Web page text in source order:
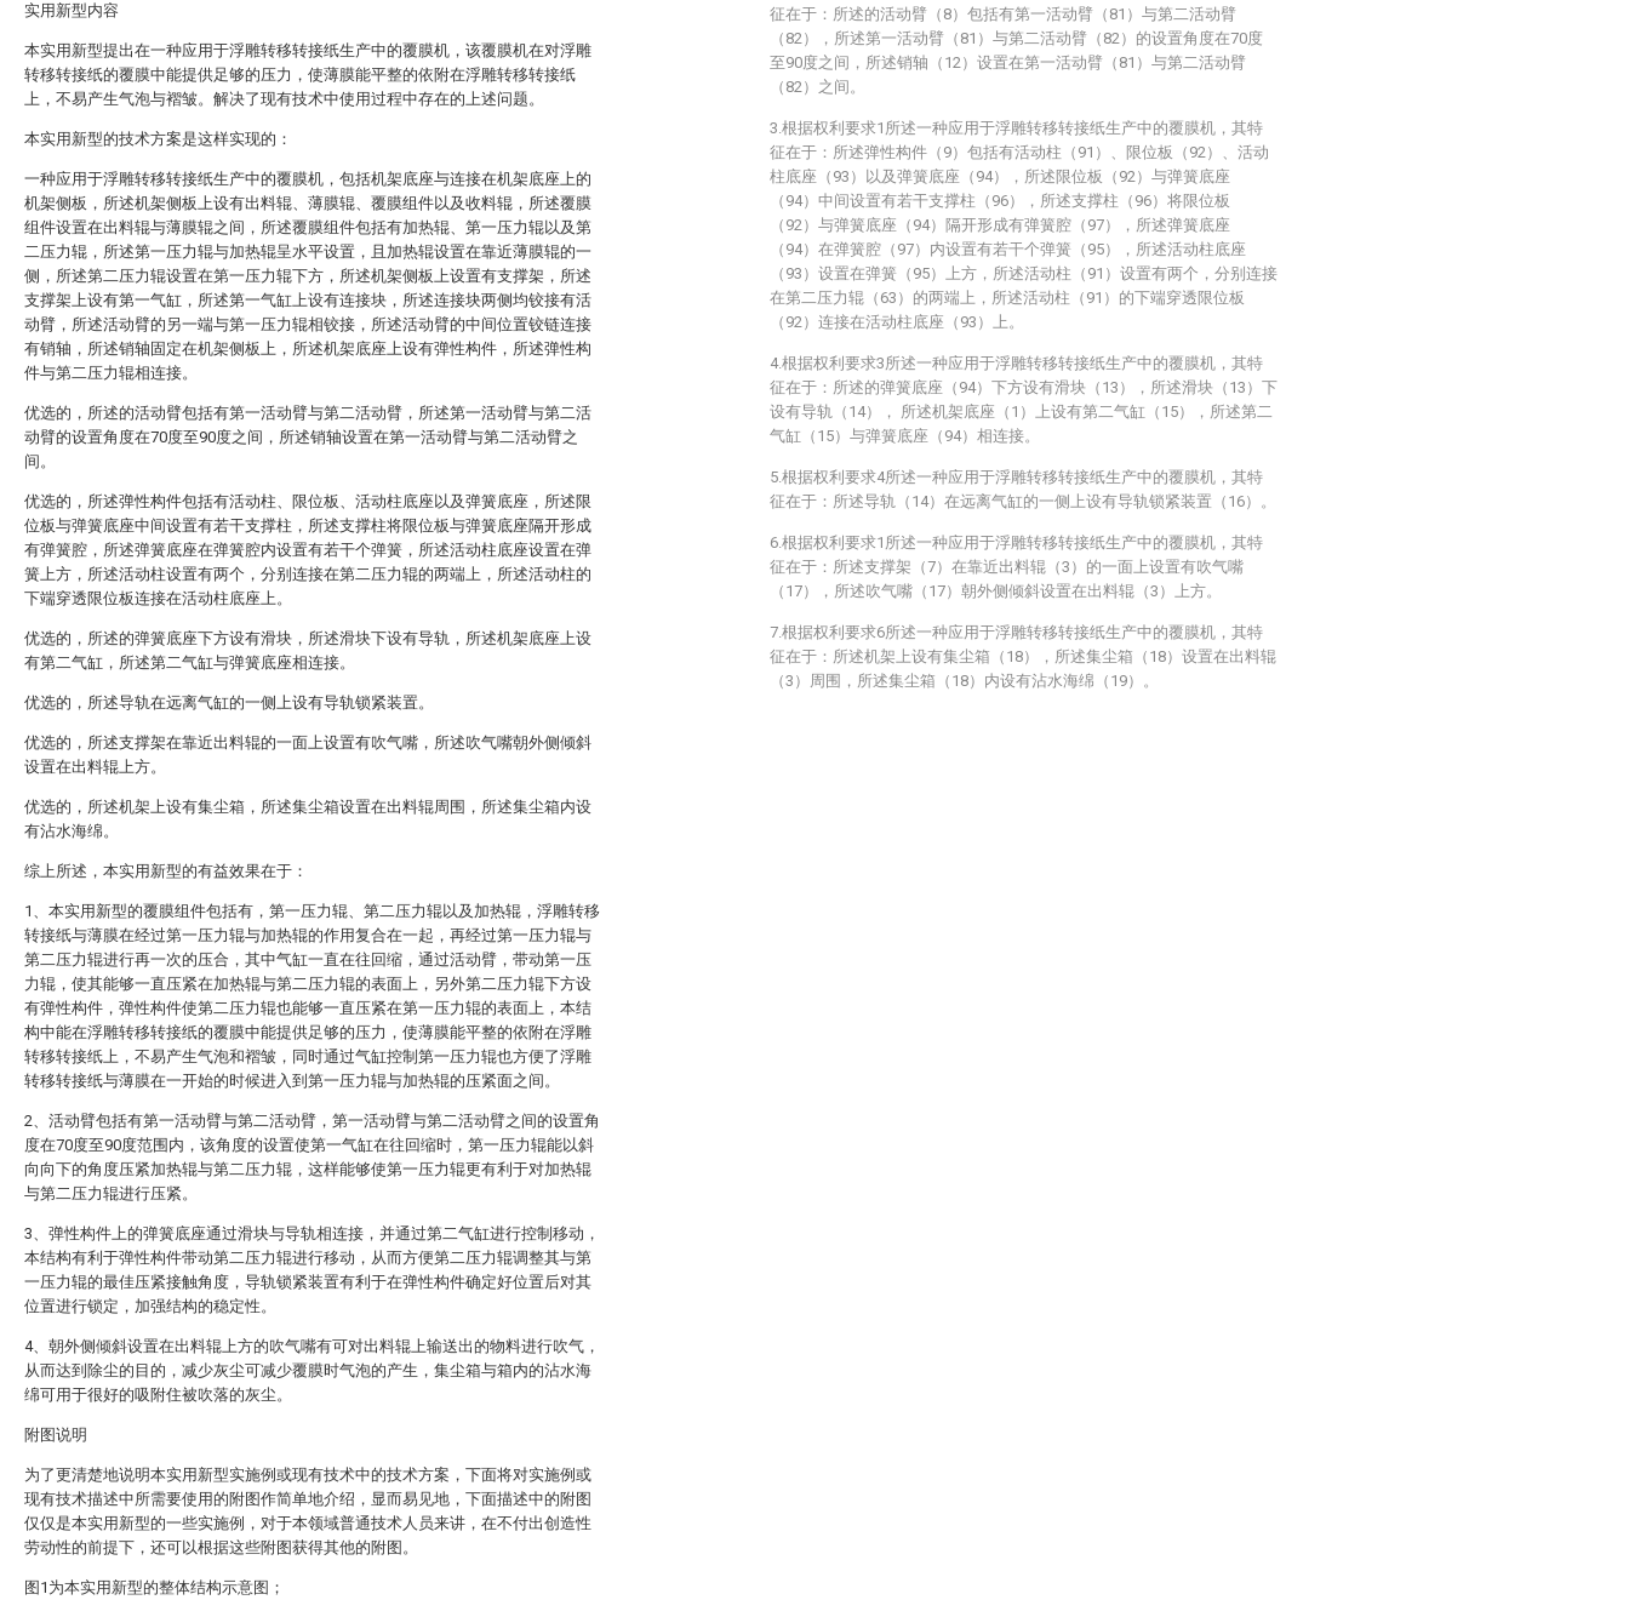
实用新型内容
本实用新型提出在一种应用于浮雕转移转接纸生产中的覆膜机，该覆膜机在对浮雕
转移转接纸的覆膜中能提供足够的压力，使薄膜能平整的依附在浮雕转移转接纸
上，不易产生气泡与褶皱。解决了现有技术中使用过程中存在的上述问题。
本实用新型的技术方案是这样实现的：
一种应用于浮雕转移转接纸生产中的覆膜机，包括机架底座与连接在机架底座上的
机架侧板，所述机架侧板上设有出料辊、薄膜辊、覆膜组件以及收料辊，所述覆膜
组件设置在出料辊与薄膜辊之间，所述覆膜组件包括有加热辊、第一压力辊以及第
二压力辊，所述第一压力辊与加热辊呈水平设置，且加热辊设置在靠近薄膜辊的一
侧，所述第二压力辊设置在第一压力辊下方，所述机架侧板上设置有支撑架，所述
支撑架上设有第一气缸，所述第一气缸上设有连接块，所述连接块两侧均铰接有活
动臂，所述活动臂的另一端与第一压力辊相铰接，所述活动臂的中间位置铰链连接
有销轴，所述销轴固定在机架侧板上，所述机架底座上设有弹性构件，所述弹性构
件与第二压力辊相连接。
优选的，所述的活动臂包括有第一活动臂与第二活动臂，所述第一活动臂与第二活
动臂的设置角度在70度至90度之间，所述销轴设置在第一活动臂与第二活动臂之
间。
优选的，所述弹性构件包括有活动柱、限位板、活动柱底座以及弹簧底座，所述限
位板与弹簧底座中间设置有若干支撑柱，所述支撑柱将限位板与弹簧底座隔开形成
有弹簧腔，所述弹簧底座在弹簧腔内设置有若干个弹簧，所述活动柱底座设置在弹
簧上方，所述活动柱设置有两个，分别连接在第二压力辊的两端上，所述活动柱的
下端穿透限位板连接在活动柱底座上。
优选的，所述的弹簧底座下方设有滑块，所述滑块下设有导轨，所述机架底座上设
有第二气缸，所述第二气缸与弹簧底座相连接。
优选的，所述导轨在远离气缸的一侧上设有导轨锁紧装置。
优选的，所述支撑架在靠近出料辊的一面上设置有吹气嘴，所述吹气嘴朝外侧倾斜
设置在出料辊上方。
优选的，所述机架上设有集尘箱，所述集尘箱设置在出料辊周围，所述集尘箱内设
有沾水海绵。
综上所述，本实用新型的有益效果在于：
1、本实用新型的覆膜组件包括有，第一压力辊、第二压力辊以及加热辊，浮雕转移
转接纸与薄膜在经过第一压力辊与加热辊的作用复合在一起，再经过第一压力辊与
第二压力辊进行再一次的压合，其中气缸一直在往回缩，通过活动臂，带动第一压
力辊，使其能够一直压紧在加热辊与第二压力辊的表面上，另外第二压力辊下方设
有弹性构件，弹性构件使第二压力辊也能够一直压紧在第一压力辊的表面上，本结
构中能在浮雕转移转接纸的覆膜中能提供足够的压力，使薄膜能平整的依附在浮雕
转移转接纸上，不易产生气泡和褶皱，同时通过气缸控制第一压力辊也方便了浮雕
转移转接纸与薄膜在一开始的时候进入到第一压力辊与加热辊的压紧面之间。
2、活动臂包括有第一活动臂与第二活动臂，第一活动臂与第二活动臂之间的设置角
度在70度至90度范围内，该角度的设置使第一气缸在往回缩时，第一压力辊能以斜
向向下的角度压紧加热辊与第二压力辊，这样能够使第一压力辊更有利于对加热辊
与第二压力辊进行压紧。
3、弹性构件上的弹簧底座通过滑块与导轨相连接，并通过第二气缸进行控制移动，
本结构有利于弹性构件带动第二压力辊进行移动，从而方便第二压力辊调整其与第
一压力辊的最佳压紧接触角度，导轨锁紧装置有利于在弹性构件确定好位置后对其
位置进行锁定，加强结构的稳定性。
4、朝外侧倾斜设置在出料辊上方的吹气嘴有可对出料辊上输送出的物料进行吹气，
从而达到除尘的目的，减少灰尘可减少覆膜时气泡的产生，集尘箱与箱内的沾水海
绵可用于很好的吸附住被吹落的灰尘。
附图说明
为了更清楚地说明本实用新型实施例或现有技术中的技术方案，下面将对实施例或
现有技术描述中所需要使用的附图作简单地介绍，显而易见地，下面描述中的附图
仅仅是本实用新型的一些实施例，对于本领域普通技术人员来讲，在不付出创造性
劳动性的前提下，还可以根据这些附图获得其他的附图。
图1为本实用新型的整体结构示意图；
征在于：所述的活动臂（8）包括有第一活动臂（81）与第二活动臂
（82），所述第一活动臂（81）与第二活动臂（82）的设置角度在70度
至90度之间，所述销轴（12）设置在第一活动臂（81）与第二活动臂
（82）之间。
3.根据权利要求1所述一种应用于浮雕转移转接纸生产中的覆膜机，其特
征在于：所述弹性构件（9）包括有活动柱（91）、限位板（92）、活动
柱底座（93）以及弹簧底座（94），所述限位板（92）与弹簧底座
（94）中间设置有若干支撑柱（96），所述支撑柱（96）将限位板
（92）与弹簧底座（94）隔开形成有弹簧腔（97），所述弹簧底座
（94）在弹簧腔（97）内设置有若干个弹簧（95），所述活动柱底座
（93）设置在弹簧（95）上方，所述活动柱（91）设置有两个，分别连接
在第二压力辊（63）的两端上，所述活动柱（91）的下端穿透限位板
（92）连接在活动柱底座（93）上。
4.根据权利要求3所述一种应用于浮雕转移转接纸生产中的覆膜机，其特
征在于：所述的弹簧底座（94）下方设有滑块（13），所述滑块（13）下
设有导轨（14）， 所述机架底座（1）上设有第二气缸（15），所述第二
气缸（15）与弹簧底座（94）相连接。
5.根据权利要求4所述一种应用于浮雕转移转接纸生产中的覆膜机，其特
征在于：所述导轨（14）在远离气缸的一侧上设有导轨锁紧装置（16）。
6.根据权利要求1所述一种应用于浮雕转移转接纸生产中的覆膜机，其特
征在于：所述支撑架（7）在靠近出料辊（3）的一面上设置有吹气嘴
（17），所述吹气嘴（17）朝外侧倾斜设置在出料辊（3）上方。
7.根据权利要求6所述一种应用于浮雕转移转接纸生产中的覆膜机，其特
征在于：所述机架上设有集尘箱（18），所述集尘箱（18）设置在出料辊
（3）周围，所述集尘箱（18）内设有沾水海绵（19）。